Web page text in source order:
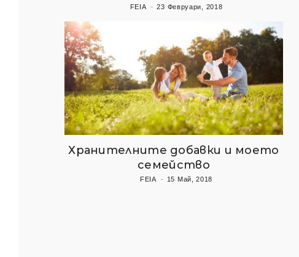
FEIA 23 Февруари, 2018
Хранителните добавки и моето
семейство
FEIA 15 Май, 2018